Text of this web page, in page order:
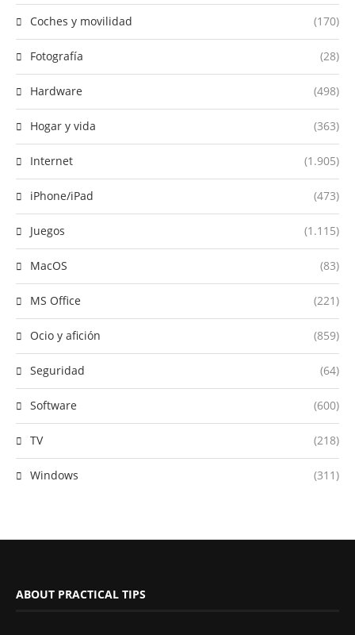
Coches y movilidad (170)
Fotografía (28)
Hardware (498)
Hogar y vida (363)
Internet (1.905)
iPhone/iPad (473)
Juegos (1.115)
MacOS (83)
MS Office (221)
Ocio y afición (859)
Seguridad (64)
Software (600)
TV (218)
Windows (311)
ABOUT PRACTICAL TIPS